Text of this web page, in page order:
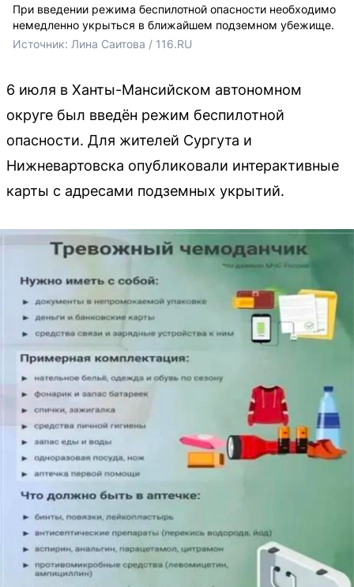
При введении режима беспилотной опасности необходимо
немедленно укрыться в ближайшем подземном убежище.
Источник: Лина Саитова / 116.RU
6 июля в Ханты-Мансийском автономном
округе был введён режим беспилотной
опасности. Для жителей Сургута и
Нижневартовска опубликовали интерактивные
карты с адресами подземных укрытий.